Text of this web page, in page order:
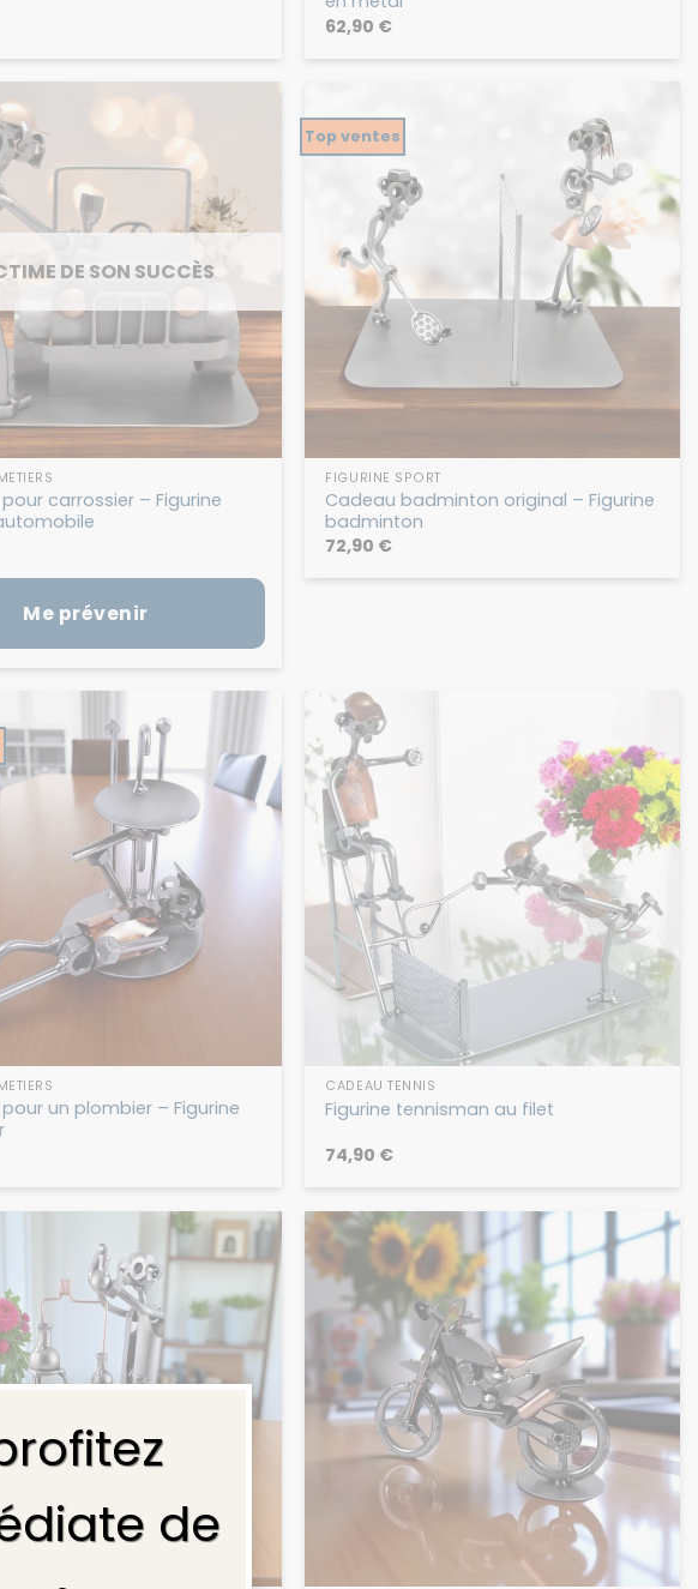
de
62,90 €
DE SON SUCCÈS
carrossier – Figurine
Me prévenir
Top ventes
FIGURINE SPORT
Cadeau badminton original – Figurine
badminton
72,90 €
un plombier – Figurine
CADEAU TENNIS
Figurine tennisman au filet
74,90 €